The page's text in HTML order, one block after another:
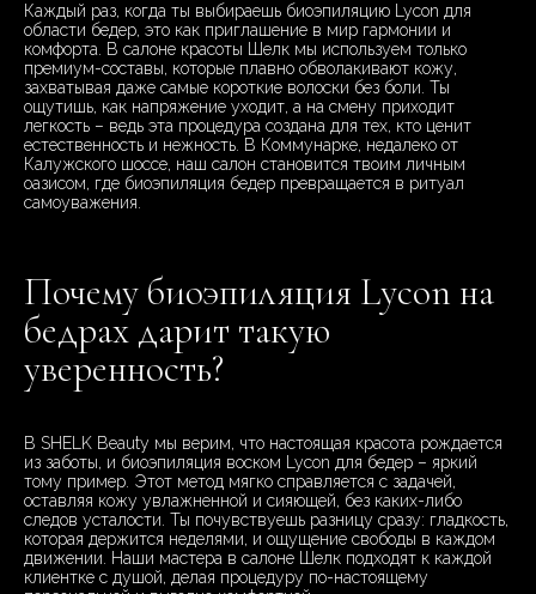
Каждый раз, когда ты выбираешь биоэпиляцию Lycon для
области бедер, это как приглашение в мир гармонии и
комфорта. В салоне красоты Шелк мы используем только
премиум-составы, которые плавно обволакивают кожу,
захватывая даже самые короткие волоски без боли. Ты
ощутишь, как напряжение уходит, а на смену приходит
легкость – ведь эта процедура создана для тех, кто ценит
естественность и нежность. В Коммунарке, недалеко от
Калужского шоссе, наш салон становится твоим личным
оазисом, где биоэпиляция бедер превращается в ритуал
самоуважения.
Почему биоэпиляция Lycon на
бедрах дарит такую
уверенность?
В SHELK Beauty мы верим, что настоящая красота рождается
из заботы, и биоэпиляция воском Lycon для бедер – яркий
тому пример. Этот метод мягко справляется с задачей,
оставляя кожу увлажненной и сияющей, без каких-либо
следов усталости. Ты почувствуешь разницу сразу: гладкость,
которая держится неделями, и ощущение свободы в каждом
движении. Наши мастера в салоне Шелк подходят к каждой
клиентке с душой, делая процедуру по-настоящему